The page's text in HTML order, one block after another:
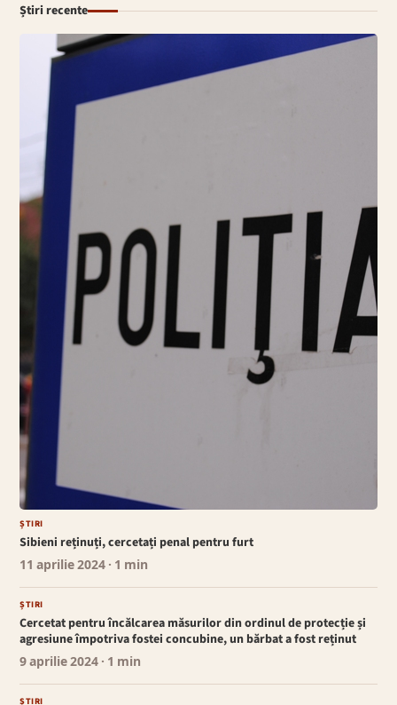
Știri recente
ȘTIRI
Sibieni reținuți, cercetați penal pentru furt
11 aprilie 2024 · 1 min
ȘTIRI
Cercetat pentru încălcarea măsurilor din ordinul de protecție și
agresiune împotriva fostei concubine, un bărbat a fost reținut
9 aprilie 2024 · 1 min
ȘTIRI